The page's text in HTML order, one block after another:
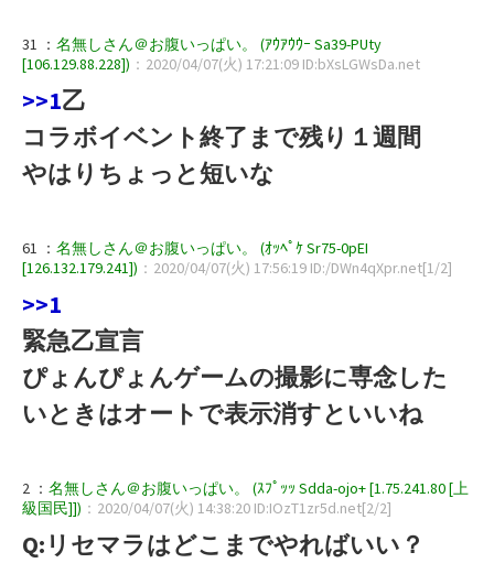
31 ： 名無しさん＠お腹いっぱい。 (ｱｳｱｳｳｰ Sa39-PUty
[106.129.88.228]) ：2020/04/07(火) 17:21:09 ID:bXsLGWsDa.net
>>1乙
コラボイベント終了まで残り１週間
やはりちょっと短いな
61 ： 名無しさん＠お腹いっぱい。 (ｵｯﾍﾟｹ Sr75-0pEI
[126.132.179.241]) ：2020/04/07(火) 17:56:19 ID:/DWn4qXpr.net[1/2]
>>1
緊急乙宣言
ぴょんぴょんゲームの撮影に専念した
いときはオートで表示消すといいね
2 ： 名無しさん＠お腹いっぱい。 (ｽﾌﾟｯｯ Sdda-ojo+ [1.75.241.80 [上
級国民]]) ：2020/04/07(火) 14:38:20 ID:IOzT1zr5d.net[2/2]
Q:リセマラはどこまでやればいい？